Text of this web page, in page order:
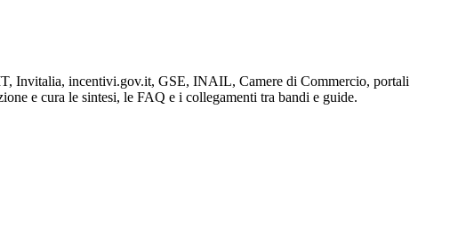
Invitalia, incentivi.gov.it, GSE, INAIL, Camere di Commercio, portali
e cura le sintesi, le FAQ e i collegamenti tra bandi e guide.